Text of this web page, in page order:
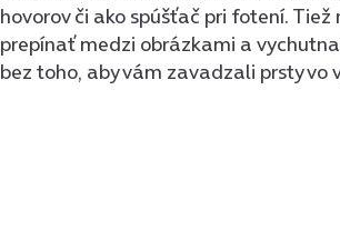
hovorov či ako spúšťač pri fotení.
prepínať medzi obrázkami a
bez toho, aby vám zavadzali prsty vo